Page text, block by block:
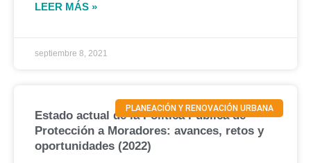
LEER MÁS »
septiembre 8, 2021
PLANEACIÓN Y RENOVACIÓN URBANA
Estado actual de la Política Pública de
Protección a Moradores: avances, retos y
oportunidades (2022)